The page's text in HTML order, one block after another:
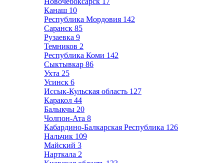
Канаш 10
Республика Мордовия 142
Саранск 85
Рузаевка 9
Темников 2
Республика Коми 142
Сыктывкар 86
Ухта 25
Усинск 6
Иссык-Кульская область 127
Каракол 44
Балыкчы 20
Чолпон-Ата 8
Кабардино-Балкарская Республика 126
Нальчик 109
Майский 3
Нарткала 2